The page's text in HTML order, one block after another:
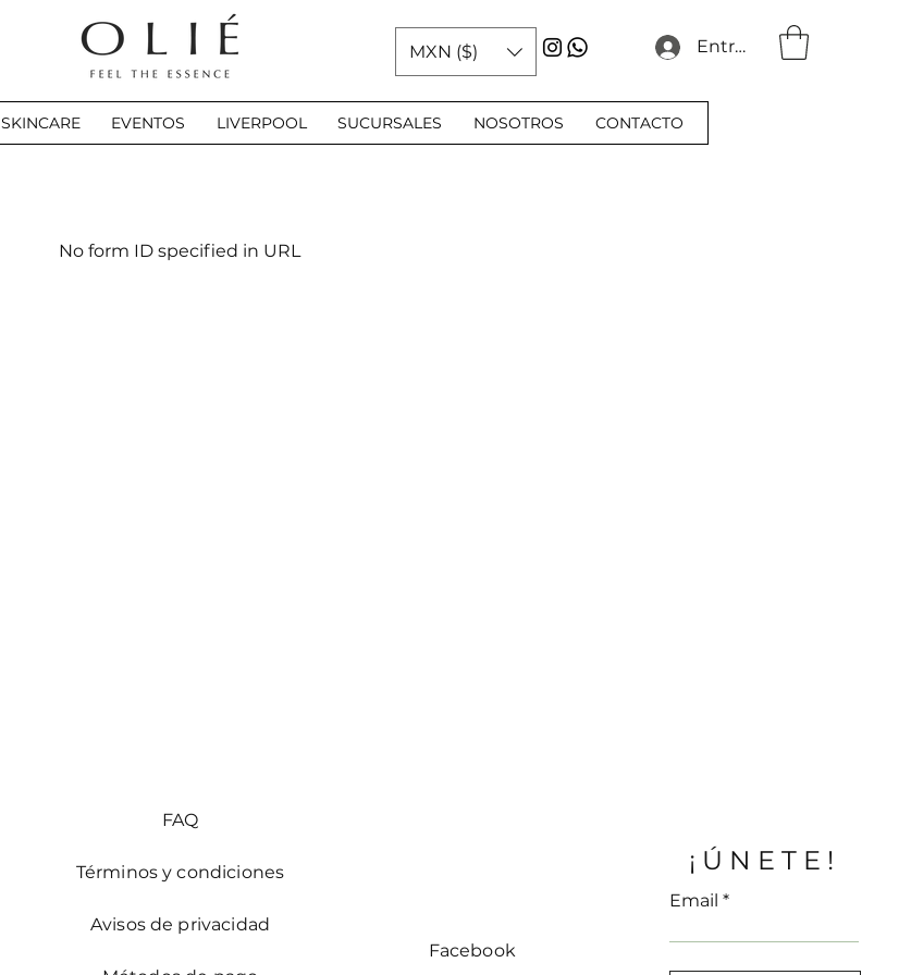
Entrar
SKINCARE EVENTOS LIVERPOOL SUCURSALES NOSOTROS CONTACTO
MXN ($)
No form ID specified in URL
FAQ
Términos y condiciones
Avisos de privacidad
Facebook
¡ÚNETE!
Email